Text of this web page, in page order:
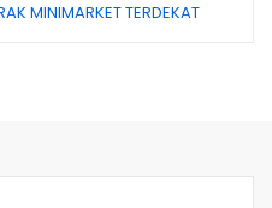
MINIMARKET TERDEKAT